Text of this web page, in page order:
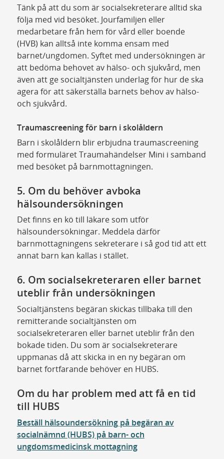
Tänk på att du som är socialsekreterare alltid ska
följa med vid besöket. Jourfamiljen eller
medarbetare från hem för vård eller boende
(HVB) kan alltså inte komma ensam med
barnet/ungdomen. Syftet med undersökningen är
att bedöma behovet av hälso- och sjukvård, men
även att ge socialtjänsten underlag för hur de ska
agera för att säkerställa barnets behov av hälso-
och sjukvård.
Traumascreening för barn i skolåldern
Barn i skolåldern blir erbjudna traumascreening
med formuläret Traumahändelser Mini i samband
med besöket på barnmottagningen.
5. Om du behöver avboka
hälsoundersökningen
Det finns en kö till läkare som utför
hälsoundersökningar. Meddela därför
barnmottagningens sekreterare i så god tid att ett
annat barn kan kallas i stället.
6. Om socialsekreteraren eller barnet
uteblir från undersökningen
Socialtjänstens begäran skickas tillbaka till den
remitterande socialtjänsten om
socialsekreteraren eller barnet uteblir från den
bokade tiden. Du som är socialsekreterare
uppmanas då att skicka in en ny begäran om
barnet fortfarande behöver en HUBS.
Om du har problem med att få en tid
till HUBS
Beställ hälsoundersökning på begäran av
socialnämnd (HUBS) på barn- och
ungdomsmedicinsk mottagning